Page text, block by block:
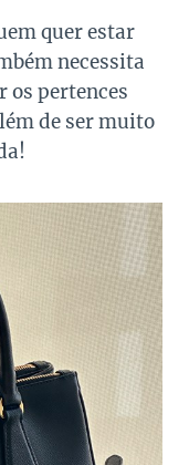
quer estar
necessita
os pertences
de ser muito